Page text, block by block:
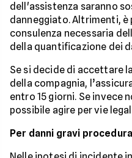
dell'assistenza saranno
danneggiato. Altrimenti, è
consulenza necessaria
della quantificazione dei
Se si decide di accettare
della compagnia,
entro 15 giorni. Se invece
possibile agire per vie
Per danni gravi